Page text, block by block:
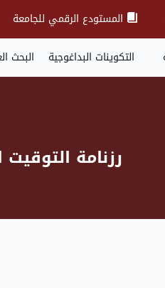
المستودع الرقمي للجامعة
التكوينات البداغوجية البحث
رزنامة التوقيت